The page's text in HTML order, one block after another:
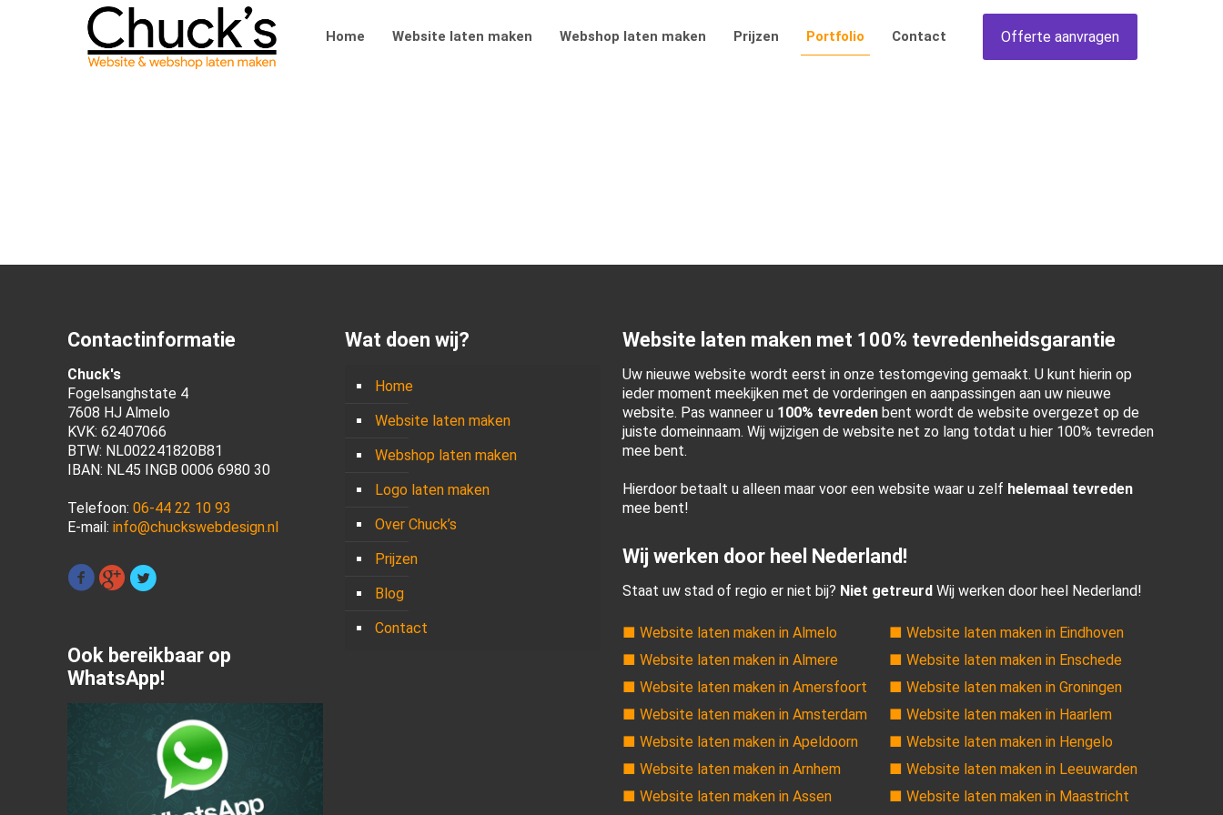
Home Website laten maken Webshop laten maken Prijzen Portfolio Contact Offerte aanvragen
Contactinformatie
Chuck's
Fogelsanghstate 4
7608 HJ Almelo
KVK: 62407066
BTW: NL002241820B81
IBAN: NL45 INGB 0006 6980 30
Telefoon: 06-44 22 10 93
E-mail: info@chuckswebdesign.nl
Ook bereikbaar op
WhatsApp!
Wat doen wij?
Home
Website laten maken
Webshop laten maken
Logo laten maken
Over Chuck’s
Prijzen
Blog
Contact
Website laten maken met 100% tevredenheidsgarantie
Uw nieuwe website wordt eerst in onze testomgeving gemaakt. U kunt hierin op
ieder moment meekijken met de vorderingen en aanpassingen aan uw nieuwe
website. Pas wanneer u 100% tevreden bent wordt de website overgezet op de
juiste domeinnaam. Wij wijzigen de website net zo lang totdat u hier 100% tevreden
mee bent.
Hierdoor betaalt u alleen maar voor een website waar u zelf helemaal tevreden
mee bent!
Wij werken door heel Nederland!
Staat uw stad of regio er niet bij? Niet getreurd Wij werken door heel Nederland!
■ Website laten maken in Almelo
■ Website laten maken in Almere
■ Website laten maken in Amersfoort
■ Website laten maken in Amsterdam
■ Website laten maken in Apeldoorn
■ Website laten maken in Arnhem
■ Website laten maken in Assen
■ Website laten maken in Eindhoven
■ Website laten maken in Enschede
■ Website laten maken in Groningen
■ Website laten maken in Haarlem
■ Website laten maken in Hengelo
■ Website laten maken in Leeuwarden
■ Website laten maken in Maastricht